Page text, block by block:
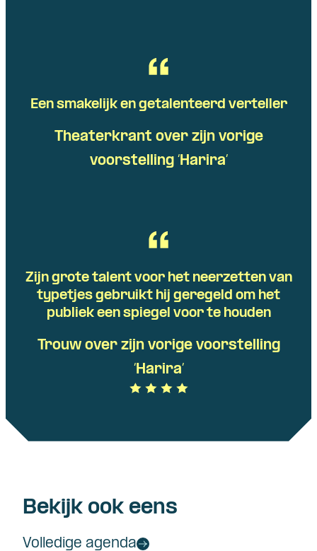
Een smakelijk en getalenteerd verteller
Theaterkrant over zijn vorige
voorstelling ‘Harira’
Zijn grote talent voor het neerzetten van
typetjes gebruikt hij geregeld om het
publiek een spiegel voor te houden
Trouw over zijn vorige voorstelling
‘Harira’
Bekijk ook eens
Volledige agenda